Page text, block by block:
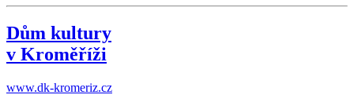
Dům kultury
v Kroměříži
www.dk-kromeriz.cz